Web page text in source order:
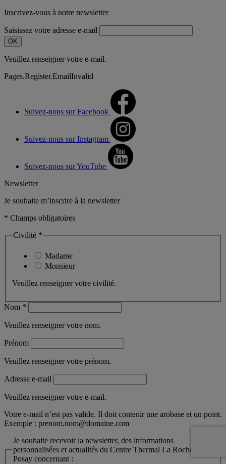
Inscrivez-vous à notre newsletter
Saisissez votre adresse e-mail
OK
Veuillez renseigner votre e-mail.
Pages.Register.EmailInvalid
Suivez-nous sur Facebook
Suivez-nous sur Instagram
Suivez-nous sur YouTube
Newsletter
Je souhaite m’inscrire à la newsletter
* Champs obligatoires
Civilité *
Madame
Monsieur
Veuillez renseigner votre civilité.
Nom *
Veuillez renseigner votre nom.
Prénom
Veuillez renseigner votre prénom.
Adresse e-mail
Veuillez renseigner votre e-mail.
Votre e-mail n’est pas valide. Il doit contenir une arobase et un point.
Exemple : prenom.nom@domaine.com
Je souhaite recevoir la newsletter, des informations
personnalisées et actualités du Centre Thermal La Roche-
Posay concernant :